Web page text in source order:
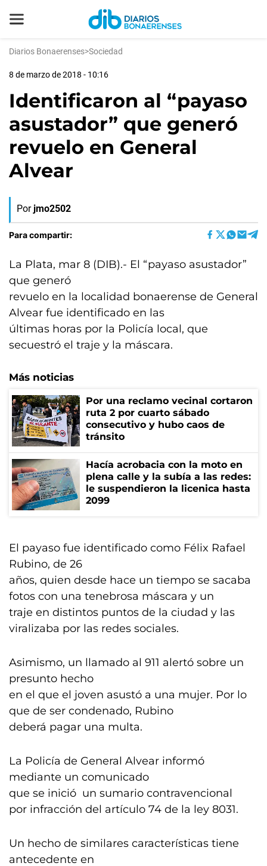
Diarios Bonaerenses>Sociedad
8 de marzo de 2018 - 10:16
Identificaron al “payaso
asustador” que generó
revuelo en General
Alvear
Por jmo2502
Para compartir:
La Plata, mar 8 (DIB).- El “payaso asustador”
que generó
revuelo en la localidad bonaerense de General
Alvear fue identificado en las
últimas horas por la Policía local, que
secuestró el traje y la máscara.
Más noticias
Por una reclamo vecinal cortaron
ruta 2 por cuarto sábado
consecutivo y hubo caos de
tránsito
Hacía acrobacia con la moto en
plena calle y la subía a las redes:
le suspendieron la licenica hasta
2099
El payaso fue identificado como Félix Rafael
Rubino, de 26
años, quien desde hace un tiempo se sacaba
fotos con una tenebrosa máscara y un
traje en distintos puntos de la ciudad y las
viralizaba por las redes sociales.
Asimismo, un llamado al 911 alertó sobre un
presunto hecho
en el que el joven asustó a una mujer. Por lo
que de ser condenado, Rubino
deberá pagar una multa.
La Policía de General Alvear informó
mediante un comunicado
que se inició un sumario contravencional
por infracción del artículo 74 de la ley 8031.
Un hecho de similares características tiene
antecedente en